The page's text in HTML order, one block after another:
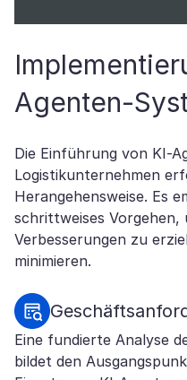
Agenten-
Die Einführung von KI-
Logistikunternehmen
Herangehensweise. Es
schrittweises Vorgehen,
Verbesserungen zu
minimieren.
Eine fundierte Analyse
bildet den